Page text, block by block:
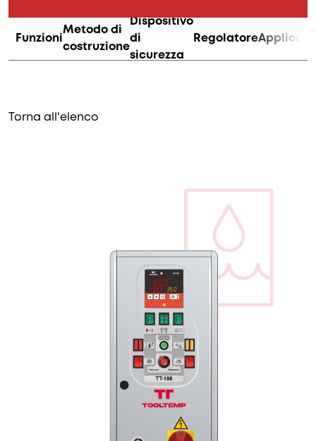
Funzioni
Metodo di
costruzione
Dispositivo
di
sicurezza
Regolatore
Torna all'elenco